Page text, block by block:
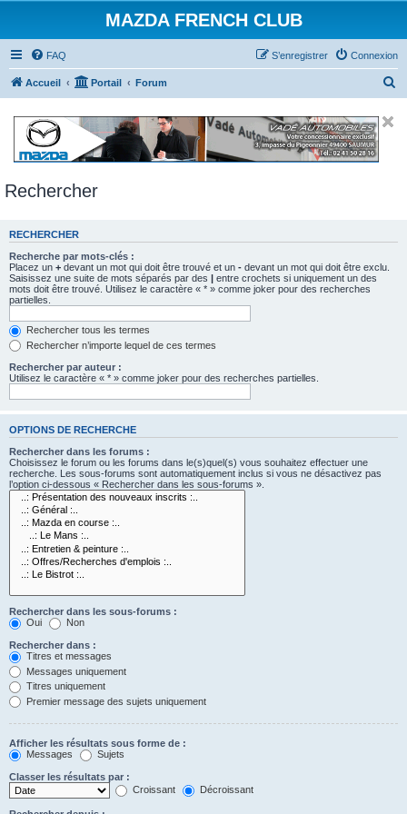
MAZDA FRENCH CLUB
FAQ Connexion
S’enregistrer
Accueil Portail Forum
Rechercher
RECHERCHER
Recherche par mots-clés :
Placez un + devant un mot qui doit être trouvé et un - devant un mot qui doit être exclu.
Saisissez une suite de mots séparés par des | entre crochets si uniquement un des
mots doit être trouvé. Utilisez le caractère « * » comme joker pour des recherches
partielles.
Rechercher tous les termes
Rechercher n’importe lequel de ces termes
Rechercher par auteur :
Utilisez le caractère « * » comme joker pour des recherches partielles.
OPTIONS DE RECHERCHE
Rechercher dans les forums :
Choisissez le forum ou les forums dans le(s)quel(s) vous souhaitez effectuer une
recherche. Les sous-forums sont automatiquement inclus si vous ne désactivez pas
l’option ci-dessous « Rechercher dans les sous-forums ».
Rechercher dans les sous-forums :
Oui
Non
Rechercher dans :
Titres et messages
Messages uniquement
Titres uniquement
Premier message des sujets uniquement
Afficher les résultats sous forme de :
Messages
Sujets
Classer les résultats par :
Croissant
Décroissant